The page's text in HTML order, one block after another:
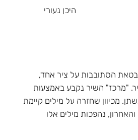
היכן נעורי
הסתובבות על ציר אחד,
"מרכז" השיר נקבע באמצעות
מכיוון שחזרה על מילים קיימת
נהפכות מילים אלו